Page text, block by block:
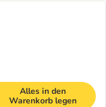
Alles in den
Warenkorb legen